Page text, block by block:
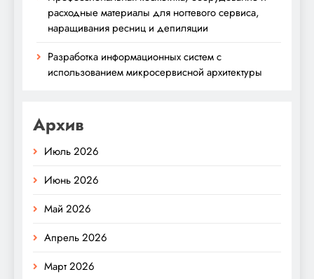
расходные материалы для ногтевого сервиса,
наращивания ресниц и депиляции
Разработка информационных систем с
использованием микросервисной архитектуры
Архив
Июль 2026
Июнь 2026
Май 2026
Апрель 2026
Март 2026